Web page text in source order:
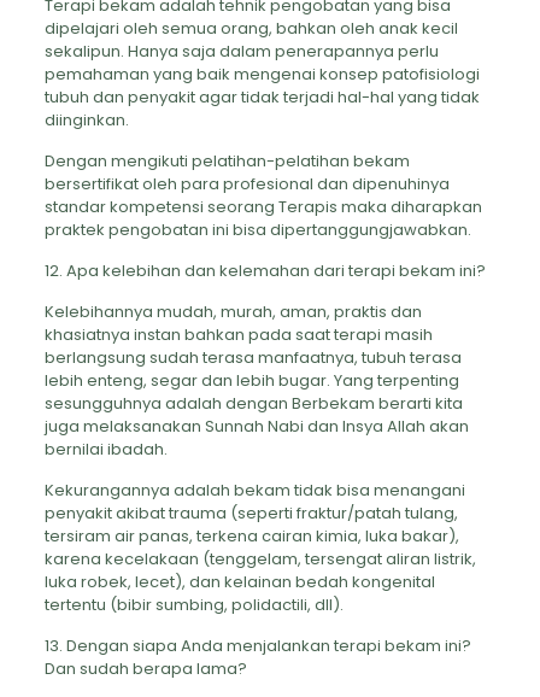
Terapi bekam adalah tehnik pengobatan yang bisa
dipelajari oleh semua orang, bahkan oleh anak kecil
sekalipun. Hanya saja dalam penerapannya perlu
pemahaman yang baik mengenai konsep patofisiologi
tubuh dan penyakit agar tidak terjadi hal-hal yang tidak
diinginkan.
Dengan mengikuti pelatihan-pelatihan bekam
bersertifikat oleh para profesional dan dipenuhinya
standar kompetensi seorang Terapis maka diharapkan
praktek pengobatan ini bisa dipertanggungjawabkan.
12. Apa kelebihan dan kelemahan dari terapi bekam ini?
Kelebihannya mudah, murah, aman, praktis dan
khasiatnya instan bahkan pada saat terapi masih
berlangsung sudah terasa manfaatnya, tubuh terasa
lebih enteng, segar dan lebih bugar. Yang terpenting
sesungguhnya adalah dengan Berbekam berarti kita
juga melaksanakan Sunnah Nabi dan Insya Allah akan
bernilai ibadah.
Kekurangannya adalah bekam tidak bisa menangani
penyakit akibat trauma (seperti fraktur/patah tulang,
tersiram air panas, terkena cairan kimia, luka bakar),
karena kecelakaan (tenggelam, tersengat aliran listrik,
luka robek, lecet), dan kelainan bedah kongenital
tertentu (bibir sumbing, polidactili, dll).
13. Dengan siapa Anda menjalankan terapi bekam ini?
Dan sudah berapa lama?